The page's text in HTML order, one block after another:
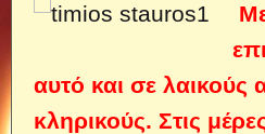
αυτό και σε λαικούς
κληρικούς. Στις